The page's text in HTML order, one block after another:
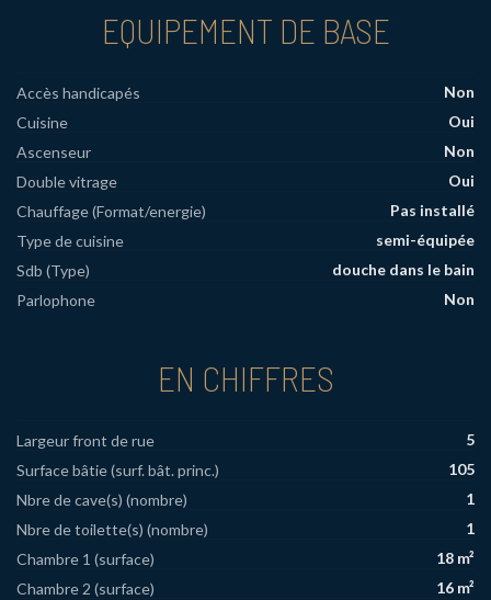
EQUIPEMENT DE BASE
Accès handicapés
Non
Cuisine
Oui
Ascenseur
Non
Double vitrage
Oui
Chauffage (Format/energie)
Pas installé
Type de cuisine
semi-équipée
Sdb (Type)
douche dans le bain
Parlophone
Non
EN CHIFFRES
Largeur front de rue
5
Surface bâtie (surf. bât. princ.)
105
Nbre de cave(s) (nombre)
1
Nbre de toilette(s) (nombre)
1
Chambre 1 (surface)
18 m²
Chambre 2 (surface)
16 m²